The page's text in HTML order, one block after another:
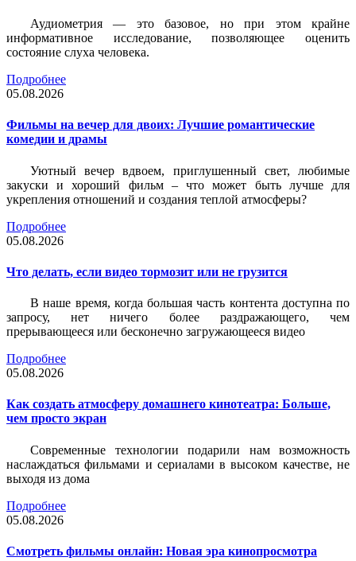
Аудиометрия — это базовое, но при этом крайне
информативное исследование, позволяющее оценить
состояние слуха человека.
Подробнее
05.08.2026
Фильмы на вечер для двоих: Лучшие романтические
комедии и драмы
Уютный вечер вдвоем, приглушенный свет, любимые
закуски и хороший фильм – что может быть лучше для
укрепления отношений и создания теплой атмосферы?
Подробнее
05.08.2026
Что делать, если видео тормозит или не грузится
В наше время, когда большая часть контента доступна по
запросу, нет ничего более раздражающего, чем
прерывающееся или бесконечно загружающееся видео
Подробнее
05.08.2026
Как создать атмосферу домашнего кинотеатра: Больше,
чем просто экран
Современные технологии подарили нам возможность
наслаждаться фильмами и сериалами в высоком качестве, не
выходя из дома
Подробнее
05.08.2026
Смотреть фильмы онлайн: Новая эра кинопросмотра